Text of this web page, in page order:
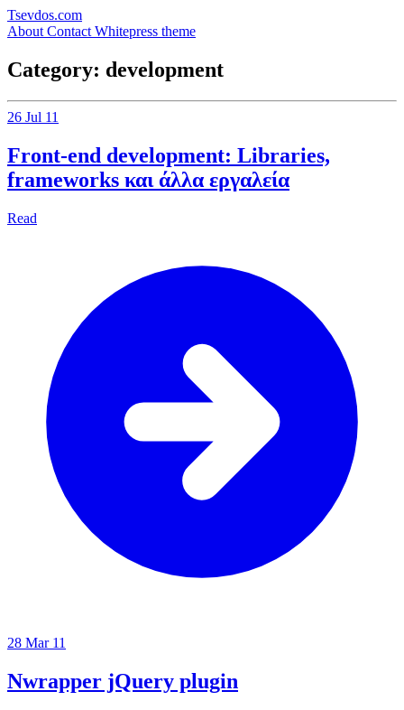
Tsevdos.com
About Contact Whitepress theme
Category: development
26 Jul 11
Front-end development: Libraries,
frameworks και άλλα εργαλεία
Read
28 Mar 11
Nwrapper jQuery plugin